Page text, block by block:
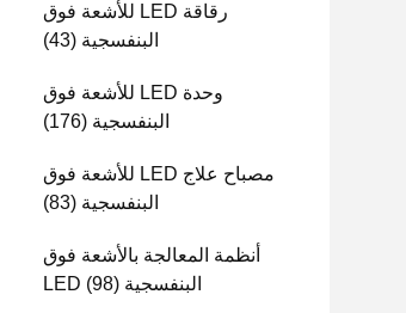
رقاقة LED للأشعة فوق
البنفسجية (43)
وحدة LED للأشعة فوق
البنفسجية (176)
مصباح علاج LED للأشعة فوق
البنفسجية (83)
أنظمة المعالجة بالأشعة فوق
البنفسجية LED (98)